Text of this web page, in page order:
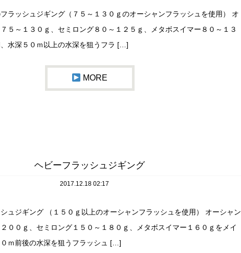
ラッシュジギング（７５～１３０ｇのオーシャンフラッシュを使用） オ
５～１３０ｇ、セミロング８０～１２５ｇ、メタボスイマー８０～１３
水深５０ｍ以上の水深を狙うフラ […]
MORE
ヘビーフラッシュジギング
2017.12.18 02:17
ュジギング （１５０ｇ以上のオーシャンフラッシュを使用） オーシャン
００ｇ、セミロング１５０～１８０ｇ、メタボスイマー１６０ｇをメイ
ｍ前後の水深を狙うフラッシュ […]